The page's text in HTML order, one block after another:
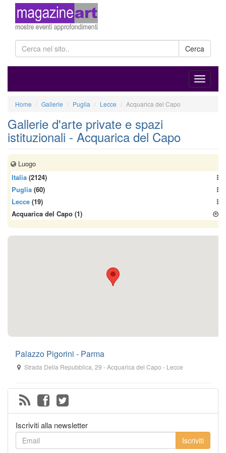
Cerca
Home Gallerie Puglia Lecce Acquarica del Capo
Gallerie d'arte private e spazi
istituzionali - Acquarica del Capo
Luogo
Italia (2124)
Puglia (60)
Lecce (19)
Acquarica del Capo (1)
Palazzo Pigorini - Parma
Strada Della Repubblica, 29 -Acquarica del Capo - Lecce
Iscriviti alla newsletter
Iscriviti